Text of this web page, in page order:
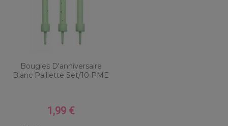
Bougies D'anniversaire
Blanc Paillette Set/10 PME
Prix
1,99 €